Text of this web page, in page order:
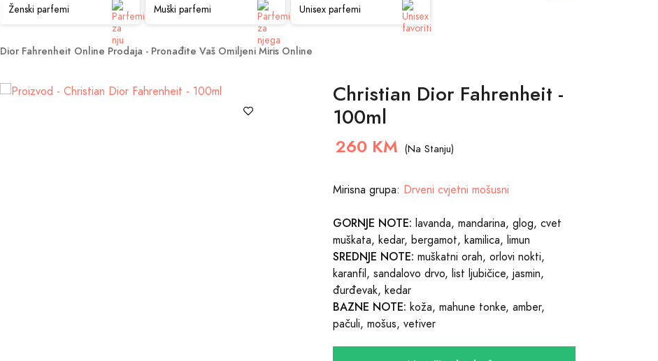
Ženski parfemi Muški parfemi Unisex parfemi
Dior Fahrenheit Online Prodaja - Pronađite Vaš Omiljeni Miris Online
Christian Dior Fahrenheit -
100ml
260 KM (Na Stanju)
Mirisna grupa: Drveni cvjetni mošusni
GORNJE NOTE: lavanda, mandarina, glog, cvet
muškata, kedar, bergamot, kamilica, limun
SREDNJE NOTE: muškatni orah, orlovi nokti,
karanfil, sandalovo drvo, list ljubičice, jasmin,
đurđevak, kedar
BAZNE NOTE: koža, mahune tonke, amber,
pačuli, mošus, vetiver